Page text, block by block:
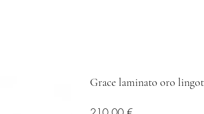
Grace laminato oro